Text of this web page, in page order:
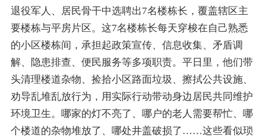
退役军人、居民骨干中选聘出7名楼栋长，覆盖辖区主
要楼栋与平房片区。这7名楼栋长每天穿梭在自己熟悉
的小区楼栋间，承担起政策宣传、信息收集、矛盾调
解、隐患排查、便民服务等多项职责。平日里，他们带
头清理楼道杂物、捡拾小区路面垃圾、擦拭公共设施、
劝导乱堆乱放行为，用实际行动带动身边居民共同维护
环境卫生。哪家的灯不亮了、哪户的老人需要帮忙、哪
个楼道的杂物堆放了、哪处井盖破损了……这些看似琐